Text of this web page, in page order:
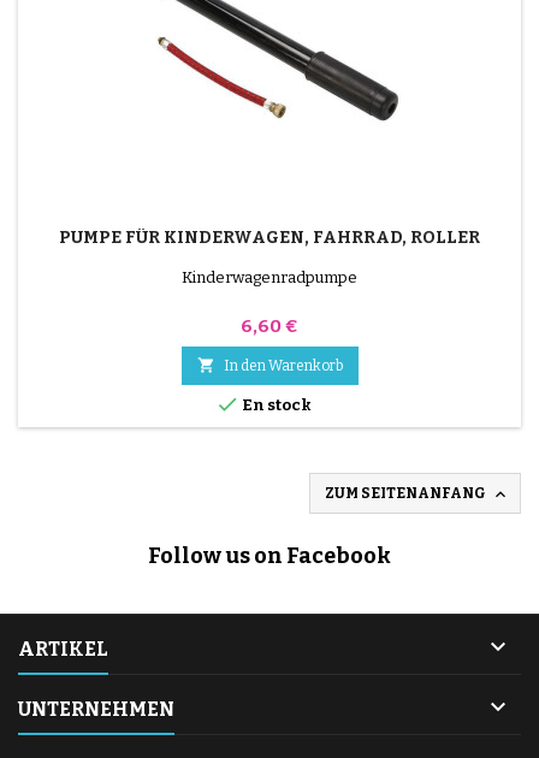
PUMPE FÜR KINDERWAGEN, FAHRRAD, ROLLER
Kinderwagenradpumpe
Preis
6,60 €
 In den Warenkorb
 En stock
ZUM SEITENANFANG 
Follow us on Facebook
ARTIKEL 
UNTERNEHMEN 